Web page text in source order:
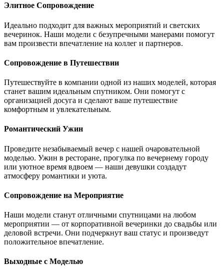
Элитное Сопровождение
Идеально подходит для важных мероприятий и светских
вечеринок. Наши модели с безупречными манерами помогут
вам произвести впечатление на коллег и партнеров.
Сопровождение в Путешествии
Путешествуйте в компании одной из наших моделей, которая
станет вашим идеальным спутником. Они помогут с
организацией досуга и сделают ваше путешествие
комфортным и увлекательным.
Романтический Ужин
Проведите незабываемый вечер с нашей очаровательной
моделью. Ужин в ресторане, прогулка по вечернему городу
или уютное время вдвоем — наши девушки создадут
атмосферу романтики и уюта.
Сопровождение на Мероприятие
Наши модели станут отличными спутницами на любом
мероприятии — от корпоративной вечеринки до свадьбы или
деловой встречи. Они подчеркнут ваш статус и произведут
положительное впечатление.
Выходные с Моделью